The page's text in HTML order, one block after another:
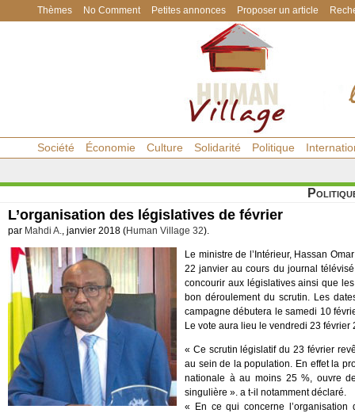
Thèmes No Comment Petites annonces Proposer un article
Société Économie Culture Solidarité Politique
L’organisation des législatives de février
par Mahdi A., janvier 2018 (Human Village 32).
Le ministre de l’Intérieur, Hassan
22 janvier au cours du journal
concourir aux législatives ainsi que
bon déroulement du scrutin. Les
campagne débutera le samedi 10
Le vote aura lieu le vendredi 23 février
« Ce scrutin législatif du 23 février
au sein de la population. En effet la
nationale à au moins 25 %, ouvre
singulière ». a t-il notamment déclaré.
« En ce qui concerne l’organisation